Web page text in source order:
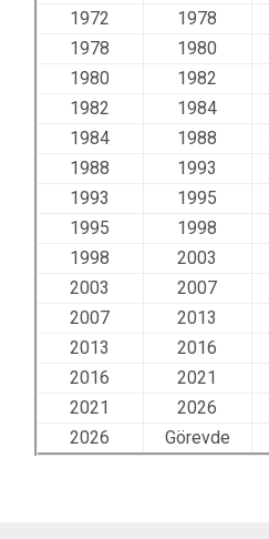
1972
1978
1978
1980
1980
1982
1982
1984
1984
1988
1988
1993
1993
1995
1995
1998
1998
2003
2003
2007
2007
2013
2013
2016
2016
2021
2021
2026
2026
Görevde